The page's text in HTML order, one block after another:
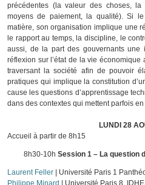
précédentes (la valeur des choses,
moyens de paiement, la qualité). Si
matière, son organisation implique une
le rapport au temps, la discipline, le
aussi, de la part des gouvernants une
réflexion sur l’état de la vie économique
traversant la société afin de pouvoir
pratiques qui implique la constitution
cause les questions d’apprentissage
dans des contextes qui mettent parfois
LUNDI 28
Accueil à partir de 8h15
8h30-10h Session 1 – La question
Laurent Feller | Université Paris 1
Philippe Minard | Université Paris 8,